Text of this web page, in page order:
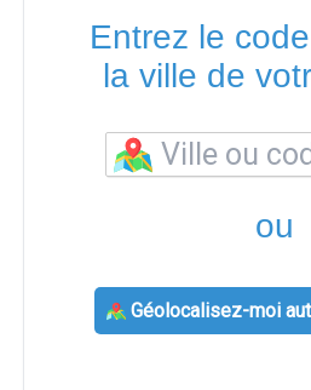
Entrez le
la ville de
ou
Géolocalisez-moi